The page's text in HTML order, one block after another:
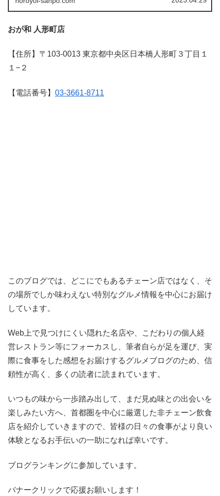
け。これから中野で焼き鳥だぁ！って時にに一度は目を通
おが和 人形町店
【住所】〒103-0013 東京都中央区日本橋人形町３丁目１
１−２
【電話番号】 03-3661-8711
このブログでは、どこにでもあるチェーン店ではなく、そ
の場所でしか味わえない特別なグルメ情報を中心にお届け
しています。
Web上で見つけにくい隠れた名店や、こだわりの個人経
営レストラン等にフォーカスし、筆者自らが足を運び、実
際に食事をした感想をお届けするグルメブログのため、信
頼性が高く、多くの読者に読まれています。
いつもの味から一歩踏み出して、まだ見ぬ味との出会いを
楽しみたい方へ、首都圏を中心に厳選した非チェーン飲食
店を紹介していきますので、皆様の日々の食事がより良い
体験となるお手伝いの一助になれば幸いです。
ブログランキングに参加しています。
バナークリックで応援お願いします！